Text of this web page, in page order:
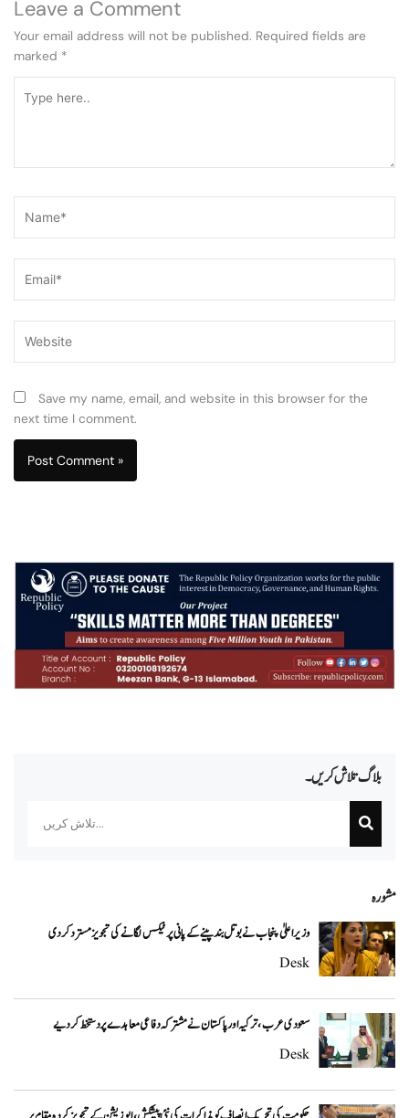
بلاگ تلاش کریں۔
مشورہ
وزیراعلیٰ پنجاب نے بوتل بند پینے کے پانی پر ٹیکس لگانے کی تجویز مسترد کر دی
Desk
سعودی عرب، ترکیہ اور پاکستان نے مشترکہ دفاعی معاہدے پر دستخط کر دیے
Desk
Leave a Comment
Your email address will not be published. Required fields are
marked *
here..
Save my name, email, and website in this browser for the
next time I comment.